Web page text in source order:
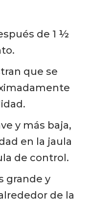
de 1 ½
que se
y más baja,
en la jaula
de control.
grande y
de la